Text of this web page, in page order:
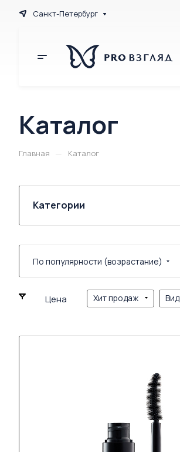
Санкт-Петербург
Каталог
Главная — Каталог
Категории
По популярности (возрастание)
Цена Хит продаж Вид